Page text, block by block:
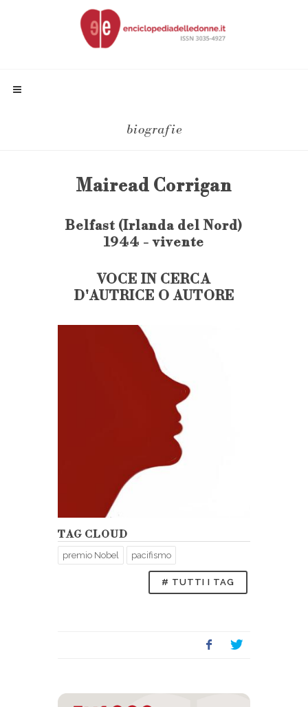
biografie
Mairead Corrigan
Belfast (Irlanda del Nord)
1944 - vivente
VOCE IN CERCA
D'AUTRICE O AUTORE
TAG CLOUD
premio Nobel pacifismo
# TUTTI I TAG